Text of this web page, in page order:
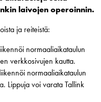
laivojen operoinnin.
ja reiteistä:
normaaliaikataulun
verkkosivujen kautta.
liikennöi normaaliaikataulun
Lippuja voi varata Tallink